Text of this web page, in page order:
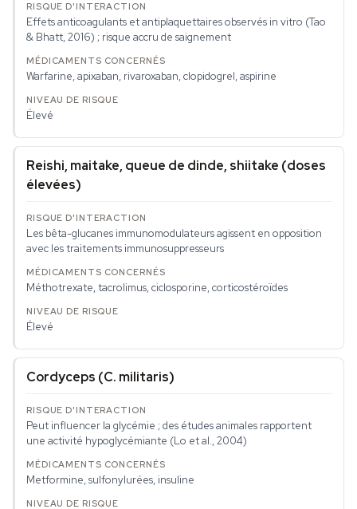
Effets anticoagulants et antiplaquettaires observés in vitro (Tao
& Bhatt, 2016) ; risque accru de saignement
Warfarine, apixaban, rivaroxaban, clopidogrel, aspirine
Élevé
Reishi, maitake, queue de dinde, shiitake (doses
élevées)
Les bêta-glucanes immunomodulateurs agissent en opposition
avec les traitements immunosuppresseurs
Méthotrexate, tacrolimus, ciclosporine, corticostéroïdes
Élevé
Cordyceps (C. militaris)
Peut influencer la glycémie ; des études animales rapportent
une activité hypoglycémiante (Lo et al., 2004)
Metformine, sulfonylurées, insuline